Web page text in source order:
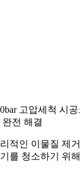
고압세척 시
완전 해결
적인 이물질 제
를 청소하기 위